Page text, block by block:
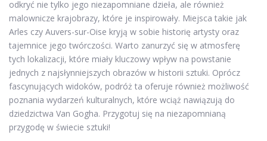
odkryć nie tylko jego niezapomniane dzieła, ale również
malownicze krajobrazy, które je inspirowały. Miejsca takie jak
Arles czy Auvers-sur-Oise kryją w sobie historię artysty oraz
tajemnice jego twórczości. Warto zanurzyć się w atmosferę
tych lokalizacji, które miały kluczowy wpływ na powstanie
jednych z najsłynniejszych obrazów w historii sztuki. Oprócz
fascynujących widoków, podróż ta oferuje również możliwość
poznania wydarzeń kulturalnych, które wciąż nawiązują do
dziedzictwa Van Gogha. Przygotuj się na niezapomnianą
przygodę w świecie sztuki!